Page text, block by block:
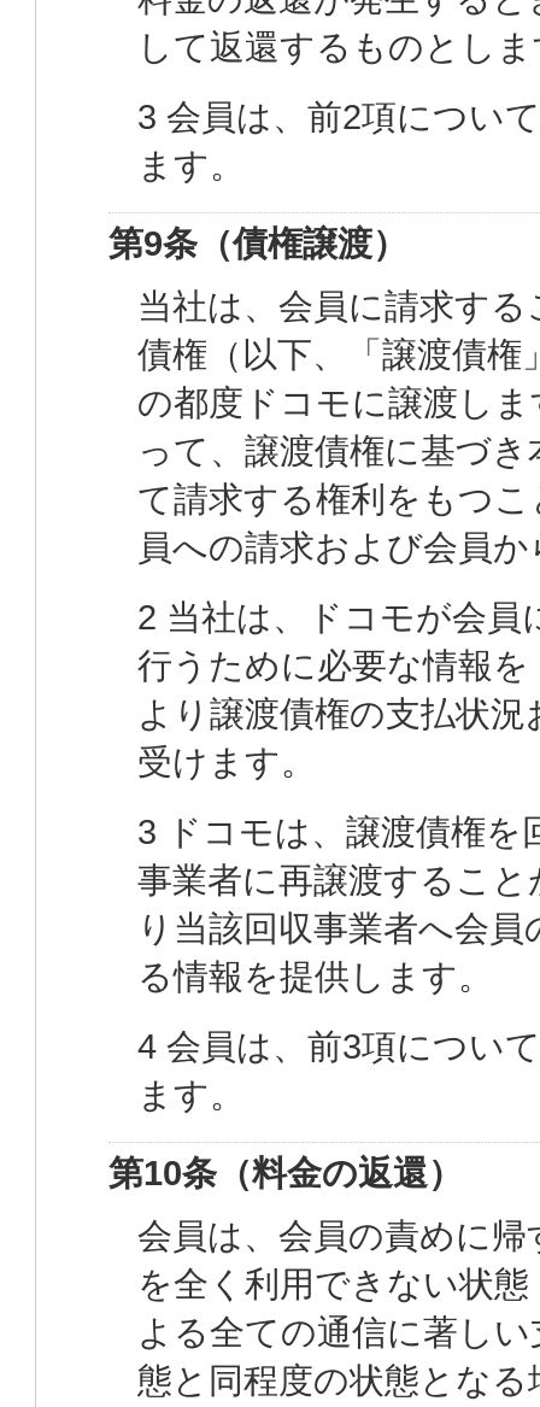
して返還するものとし
3 会員は、前2項につい
ます。
第9条（債権譲渡）
当社は、会員に請求す
債権（以下、「譲渡債
の都度ドコモに譲渡し
って、譲渡債権に基づ
て請求する権利をもつ
員への請求および会員
2 当社は、ドコモが会員
行うために必要な情報
より譲渡債権の支払状
受けます。
3 ドコモは、譲渡債権を
事業者に再譲渡するこ
り当該回収事業者へ会
る情報を提供します。
4 会員は、前3項につい
ます。
第10条（料金の返還）
会員は、会員の責めに
を全く利用できない状
よる全ての通信に著し
態と同程度の状態とな